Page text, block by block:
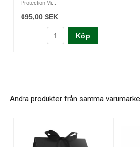
Protection Mi...
695,00 SEK
Köp
Andra produkter från samma varumärke